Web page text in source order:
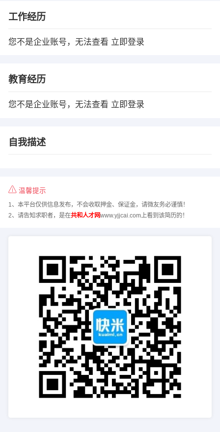
工作经历
您不是企业账号，无法查看 立即登录
教育经历
您不是企业账号，无法查看 立即登录
自我描述
温馨提示
1、本平台仅供信息发布，不会收取押金、保证金，请微友务必谨慎！
2、请告知求职者，是在共和人才网www.yjjcai.com上看到该简历的！